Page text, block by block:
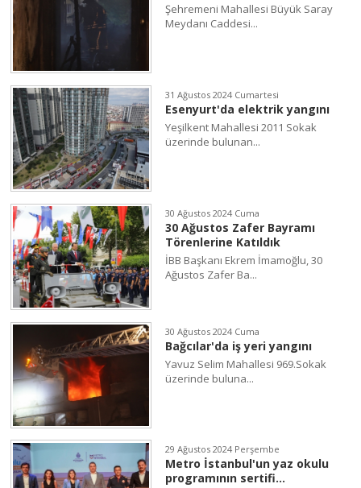
Şehremeni Mahallesi Büyük Saray
Meydanı Caddesi...
31 Ağustos 2024 Cumartesi
Esenyurt'da elektrik yangını
Yeşilkent Mahallesi 2011 Sokak
üzerinde bulunan...
30 Ağustos 2024 Cuma
30 Ağustos Zafer Bayramı
Törenlerine Katıldık
İBB Başkanı Ekrem İmamoğlu, 30
Ağustos Zafer Ba...
30 Ağustos 2024 Cuma
Bağcılar'da iş yeri yangını
Yavuz Selim Mahallesi 969.Sokak
üzerinde buluna...
29 Ağustos 2024 Perşembe
Metro İstanbul'un yaz okulu
programının sertifi...